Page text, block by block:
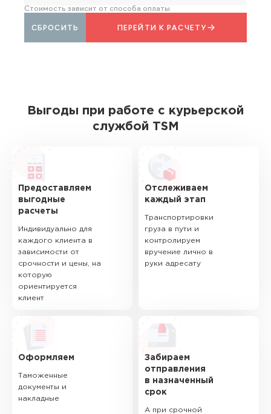
Стоимость зависит от способа оплаты
ПЕРЕЙТИ К РАСЧЕТУ
СБРОСИТЬ
Выгоды при работе с курьерской
службой TSM
Предоставляем
выгодные
расчеты
Индивидуально для
каждого клиента в
зависимости от
срочности и цены, на
которую
ориентируется
клиент
Отслеживаем
каждый этап
Транспортировки
груза в пути и
контролируем
вручение лично в
руки адресату
Оформляем
Таможенные
документы и
накладные
Забираем
отправления
в назначенный
срок
А при срочной